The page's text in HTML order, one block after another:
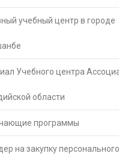
учебный центр в городе
Учебного центра
области
программы
на закупку персонального